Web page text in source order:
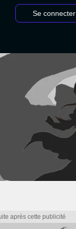
Se connecter